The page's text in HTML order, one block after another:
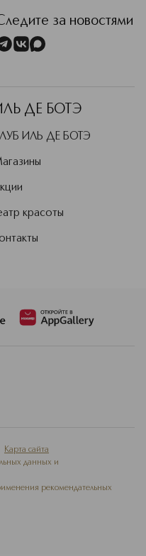
за новостями
ДЕ БОТЭ
ИЛЬ ДЕ БОТЭ
красоты
Карта сайта
данных и
рекомендательных